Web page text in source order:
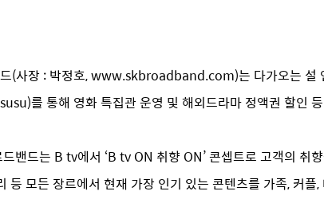
(사장 : 박정호, www.skbroadband.com)는 다가오는 설
를 통해 영화 특집관 운영 및 해외드라마 정액권 할인
밴드는 B tv에서 ‘B tv ON 취향 ON’ 콘셉트로 고객의 취
등 모든 장르에서 현재 가장 인기 있는 콘텐츠를 가족, 커